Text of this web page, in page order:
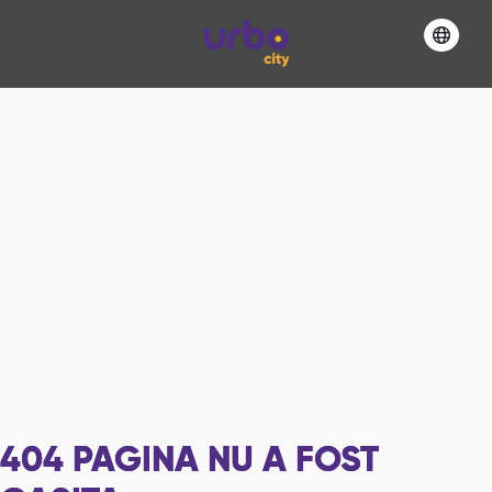
404 PAGINA NU A FOST